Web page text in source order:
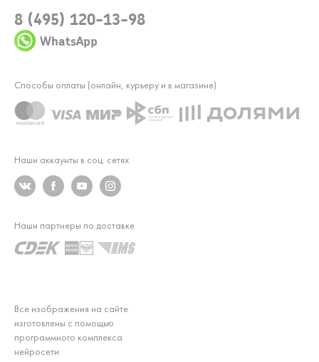
8 (495) 120-13-98
WhatsApp
Наши аккаунты в соц. сетях
Все изображения на сайте
изготовлены с помощью
программного комплекса
нейросети
Способы оплаты (онлайн, курьеру и в магазине)
Наши партнеры по доставке